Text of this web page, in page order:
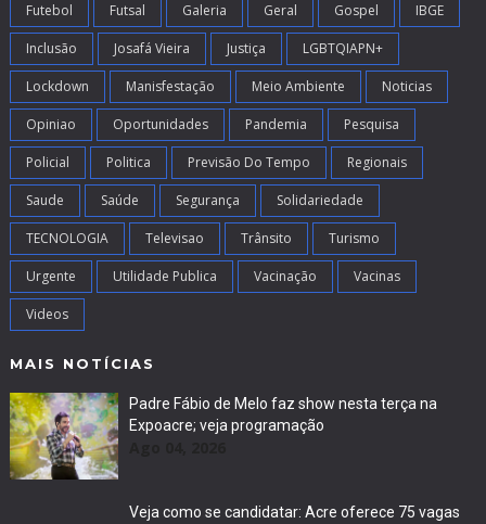
Futebol Futsal Galeria Geral Gospel IBGE
Inclusão Josafá Vieira Justiça LGBTQIAPN+
Lockdown Manisfestação Meio Ambiente Noticias
Opiniao Oportunidades Pandemia Pesquisa
Policial Politica Previsão Do Tempo Regionais
Saude Saúde Segurança Solidariedade
TECNOLOGIA Televisao Trânsito Turismo
Urgente Utilidade Publica Vacinação Vacinas
Videos
MAIS NOTÍCIAS
Padre Fábio de Melo faz show nesta terça na
Expoacre; veja programação
Veja como se candidatar: Acre oferece 75 vagas